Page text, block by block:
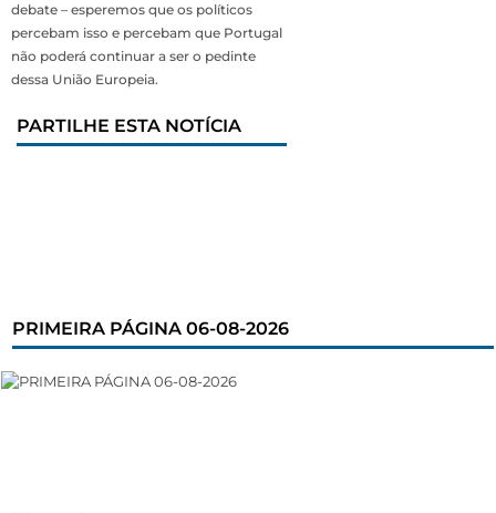
debate – esperemos que os políticos
percebam isso e percebam que Portugal
não poderá continuar a ser o pedinte
dessa União Europeia.
PARTILHE ESTA NOTÍCIA
PRIMEIRA PÁGINA 06-08-2026